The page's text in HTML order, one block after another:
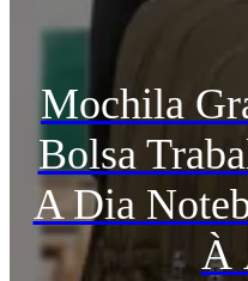
Mochila
Bolsa
A Dia
À